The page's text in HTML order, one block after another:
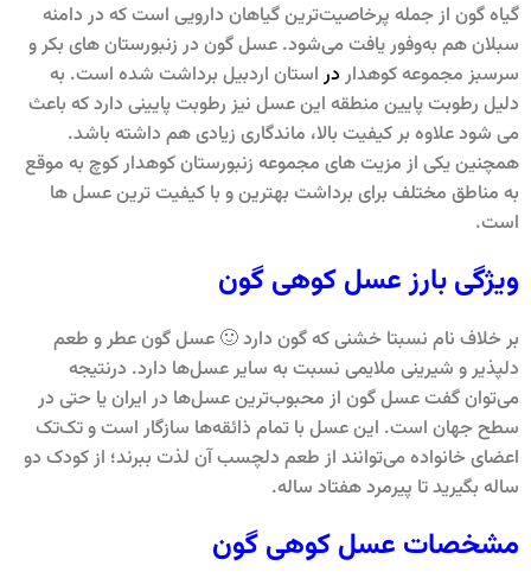
گیاه گون از جمله پرخاصیت‌ترین گیاهان دارویی است که در دامنه
سبلان هم به‌وفور یافت می‌شود. عسل گون در زنبورستان های بکر و
سرسبز مجموعه کوهدار در استان اردبیل برداشت شده است. به
دلیل رطوبت پایین منطقه این عسل نیز رطوبت پایینی دارد که باعث
می شود علاوه بر کیفیت بالا، ماندگاری زیادی هم داشته باشد.
همچنین یکی از مزیت های مجموعه زنبورستان کوهدار کوچ به موقع
به مناطق مختلف برای برداشت بهترین و با کیفیت ترین عسل ها
است.
ویژگی بارز عسل کوهی گون
بر خلاف نام نسبتا خشنی که گون دارد 🙂 عسل گون عطر و طعم
دلپذیر و شیرینی ملایمی نسبت به سایر عسل‌ها دارد. درنتیجه
می‌توان گفت عسل گون از محبوب‌ترین عسل‌ها در ایران یا حتی در
سطح جهان است. این عسل با تمام ذائقه‌ها سازگار است و تک‌تک
اعضای خانواده می‌توانند از طعم دلچسب آن لذت ببرند؛ از کودک دو
ساله بگیرید تا پیرمرد هفتاد ساله.
مشخصات عسل کوهی گون